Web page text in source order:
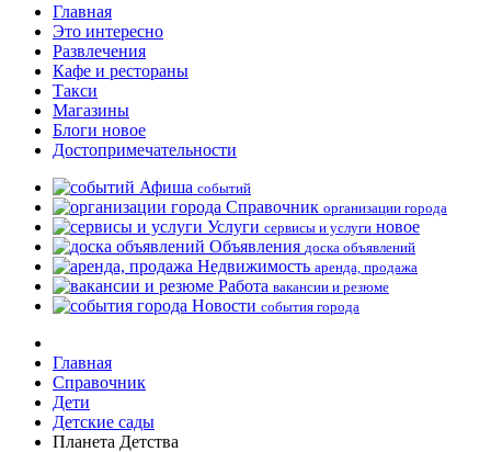
Главная
Это интересно
Развлечения
Кафе и рестораны
Такси
Магазины
Блоги новое
Достопримечательности
Афиша событий
Справочник организации города
Услуги сервисы и услуги новое
Объявления доска объявлений
Недвижимость аренда, продажа
Работа вакансии и резюме
Новости события города
Главная
Справочник
Дети
Детские сады
Планета Детства